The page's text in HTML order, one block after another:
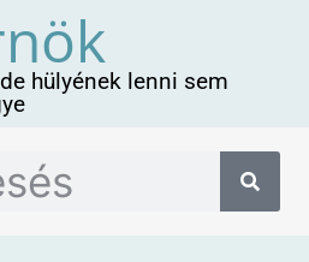
hülyének lenni sem